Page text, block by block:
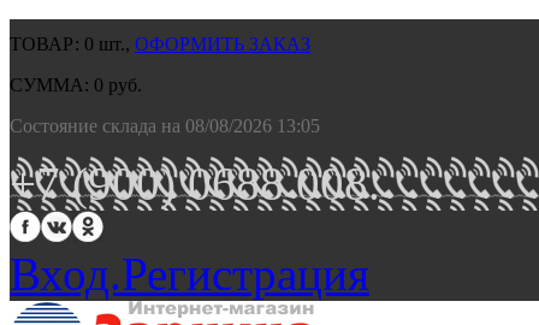
ТОВАР: 0 шт., ОФОРМИТЬ ЗАКАЗ
СУММА: 0 руб.
Состояние склада на 08/08/2026 13:05
+7 (900) 0688 008.
Вход.Регистрация